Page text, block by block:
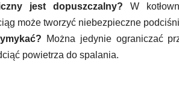
jest dopuszczalny? W
może tworzyć niebezpieczne
Można jedynie ograniczać
powietrza do spalania.